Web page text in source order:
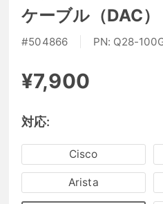
ケーブル（DAC）
#504866 PN: Q28-
¥7,900
対応:
Cisco
Arista